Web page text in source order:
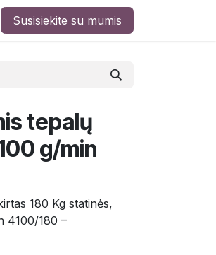
Susisiekite su mumis
tepalų
g/min
180 Kg statinės,
4100/180 –